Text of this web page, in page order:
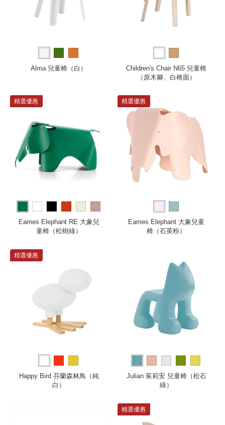
Alma 兒童椅（白）
Children's Chair N65 兒童椅
（原木腳、白椅面）
精選優惠
more
Eames Elephant RE 大象兒
童椅（松樹綠）
精選優惠
Eames Elephant 大象兒童
椅（石英粉）
精選優惠
Happy Bird 芬蘭森林鳥（純
白）
Julian 茱莉安 兒童椅（松石
綠）
精選優惠